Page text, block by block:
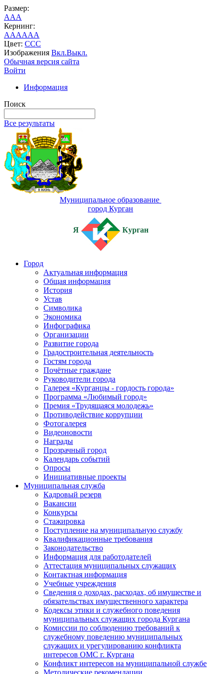
Размер:
AAA
Кернинг:
AAAAAA
Цвет: CCC
Изображения Вкл.Выкл.
Обычная версия сайта
Войти
Информация
Поиск
Все результаты
Муниципальное образование
город Курган
Я Курган
Город
Актуальная информация
Общая информация
История
Устав
Символика
Экономика
Инфографика
Организации
Развитие города
Градостроительная деятельность
Гостям города
Почётные граждане
Руководители города
Галерея «Курганцы - гордость города»
Программа «Любимый город»
Премия «Трудящаяся молодежь»
Противодействие коррупции
Фотогалерея
Видеоновости
Награды
Прозрачный город
Календарь событий
Опросы
Инициативные проекты
Муниципальная служба
Кадровый резерв
Вакансии
Конкурсы
Стажировка
Поступление на муниципальную службу
Квалификационные требования
Законодательство
Информация для работодателей
Аттестация муниципальных служащих
Контактная информация
Учебные учреждения
Сведения о доходах, расходах, об имуществе и
обязательствах имущественного характера
Кодексы этики и служебного поведения
муниципальных служащих города Кургана
Комиссии по соблюдению требований к
служебному поведению муниципальных
служащих и урегулированию конфликта
интересов ОМС г. Кургана
Конфликт интересов на муниципальной службе
Методические рекомендации